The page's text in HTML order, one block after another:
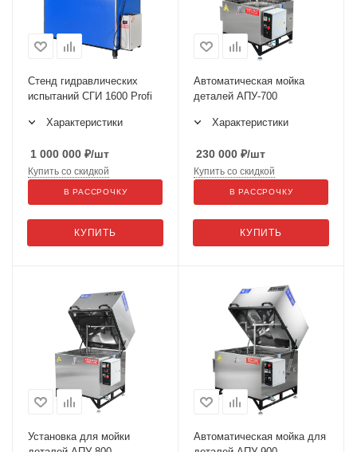
Стенд гидравлических
испытаний СГИ 1600 Profi
Характеристики
1 000 000 ₽/шт
КУПИТЬ
Купить со скидкой
В РАССРОЧКУ
Автоматическая мойка
деталей АПУ-700
Характеристики
230 000 ₽/шт
КУПИТЬ
Купить со скидкой
В РАССРОЧКУ
Установка для мойки
Автоматическая мойка для